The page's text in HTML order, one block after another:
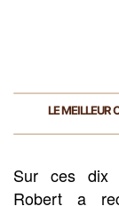
LE MEILLEUR
Sur ces dix
Robert a